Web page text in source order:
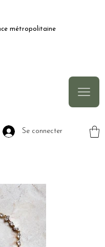
métropolitaine
Se connecter